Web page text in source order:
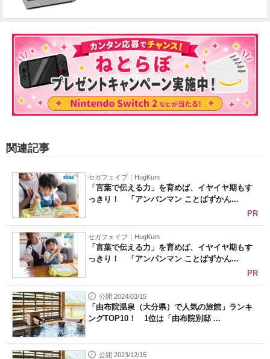
関連記事
セガフェイブ｜HugKum
「言葉で伝える力」を育めば、イヤイヤ期もす
っきり！ 「アンパンマン ことばずかん...
PR
セガフェイブ｜HugKum
「言葉で伝える力」を育めば、イヤイヤ期もす
っきり！ 「アンパンマン ことばずかん...
PR
公開 2024/03/15
「由布院温泉（大分県）で人気の旅館」ランキ
ングTOP10！ 1位は「由布院別邸 ...
公開 2023/12/15